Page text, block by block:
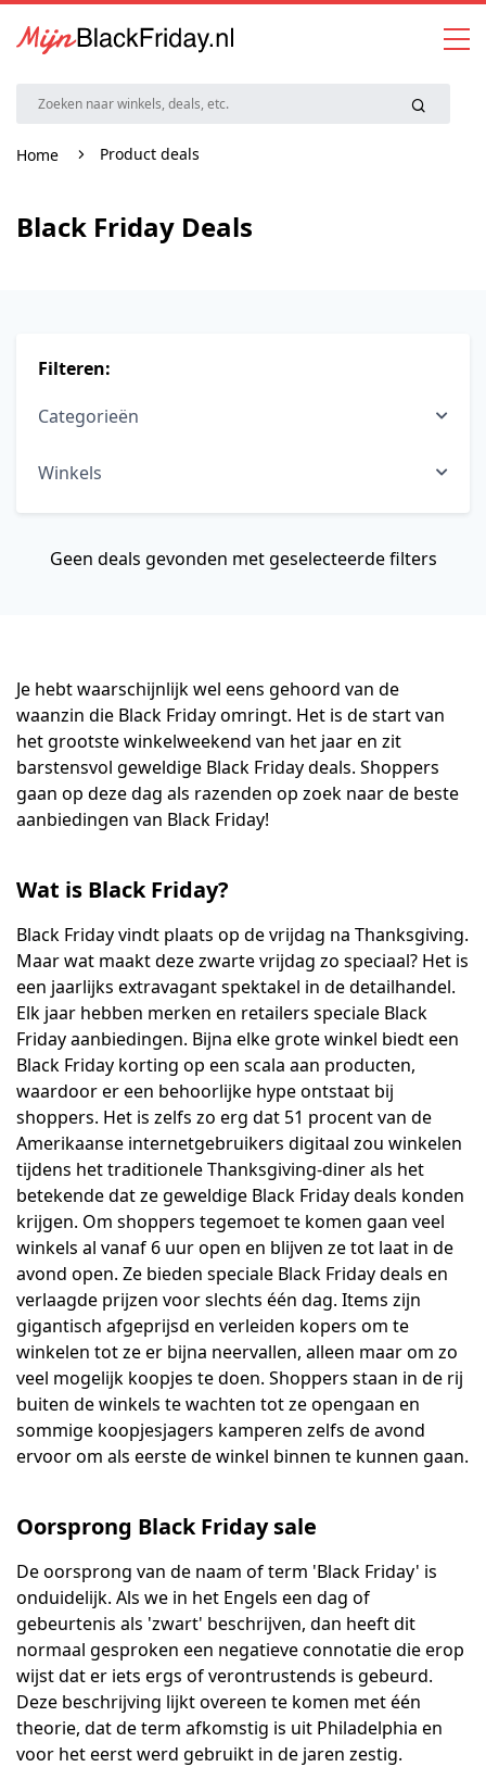
Home Product deals
Black Friday Deals
Filteren:
Categorieën
Winkels
Geen deals gevonden met geselecteerde filters
Je hebt waarschijnlijk wel eens gehoord van de
waanzin die Black Friday omringt. Het is de start van
het grootste winkelweekend van het jaar en zit
barstensvol geweldige Black Friday deals. Shoppers
gaan op deze dag als razenden op zoek naar de beste
aanbiedingen van Black Friday!
Wat is Black Friday?
Black Friday vindt plaats op de vrijdag na Thanksgiving.
Maar wat maakt deze zwarte vrijdag zo speciaal? Het is
een jaarlijks extravagant spektakel in de detailhandel.
Elk jaar hebben merken en retailers speciale Black
Friday aanbiedingen. Bijna elke grote winkel biedt een
Black Friday korting op een scala aan producten,
waardoor er een behoorlijke hype ontstaat bij
shoppers. Het is zelfs zo erg dat 51 procent van de
Amerikaanse internetgebruikers digitaal zou winkelen
tijdens het traditionele Thanksgiving-diner als het
betekende dat ze geweldige Black Friday deals konden
krijgen. Om shoppers tegemoet te komen gaan veel
winkels al vanaf 6 uur open en blijven ze tot laat in de
avond open. Ze bieden speciale Black Friday deals en
verlaagde prijzen voor slechts één dag. Items zijn
gigantisch afgeprijsd en verleiden kopers om te
winkelen tot ze er bijna neervallen, alleen maar om zo
veel mogelijk koopjes te doen. Shoppers staan in de rij ​​
buiten de winkels te wachten tot ze opengaan en
sommige koopjesjagers kamperen zelfs de avond
ervoor om als eerste de winkel binnen te kunnen gaan.
Oorsprong Black Friday sale
De oorsprong van de naam of term 'Black Friday' is
onduidelijk. Als we in het Engels een dag of
gebeurtenis als 'zwart' beschrijven, dan heeft dit
normaal gesproken een negatieve connotatie die erop
wijst dat er iets ergs of verontrustends is gebeurd.
Deze beschrijving lijkt overeen te komen met één
theorie, dat de term afkomstig is uit Philadelphia en
voor het eerst werd gebruikt in de jaren zestig.